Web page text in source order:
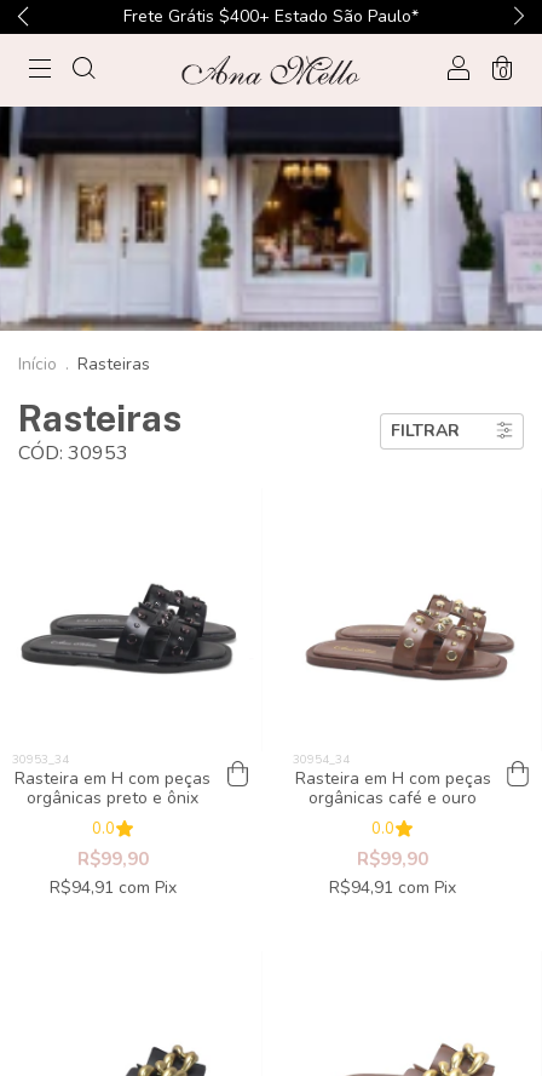
Frete Grátis $500+ Sul, Sudste, Centr-Oeste*
0
Início . Rasteiras
Rasteiras
CÓD: 30953
FILTRAR
Rasteira em H com peças
orgânicas preto e ônix
0.0
R$99,90
R$94,91 com Pix
Rasteira em H com peças
orgânicas café e ouro
0.0
R$99,90
R$94,91 com Pix